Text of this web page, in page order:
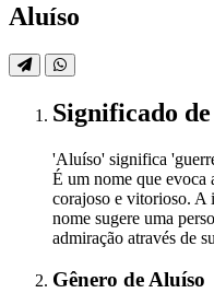
Aluíso
Significado
'Aluíso' significa
É um nome que evoca
corajoso e vitorioso. A
nome sugere uma
admiração através de
Gênero de Aluíso